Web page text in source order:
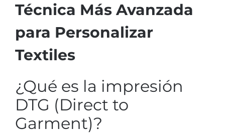
WooCommerce Cart
Técnica Más Avanzada
para Personalizar
Textiles
¿Qué es la impresión
DTG (Direct to
Garment)?